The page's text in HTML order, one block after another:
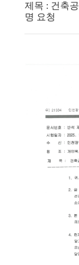
제목 : 건축
명 요청